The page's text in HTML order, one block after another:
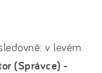
v levém
(Správce) -